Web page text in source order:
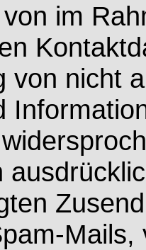
im
von nicht
Mails,